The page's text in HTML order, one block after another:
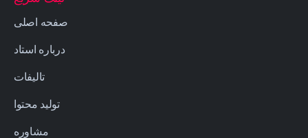
صفحه اصلی
درباره استاد
تالیفات
تولید محتوا
مشاوره